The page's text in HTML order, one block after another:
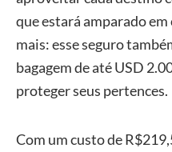
Seguro)
que estará amparado em
mais: esse seguro
bagagem de até USD
proteger seus pertences.
Com um custo de